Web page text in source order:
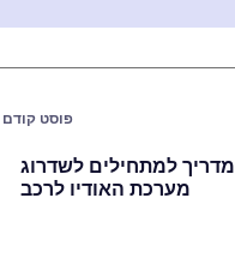
פוסט קודם
מדריך למתחילים לשדרוג
מערכת האודיו לרכב